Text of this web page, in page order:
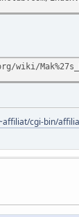
cgi-bin/